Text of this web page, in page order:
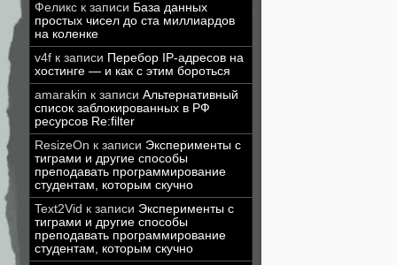
Феликс к записи База данных
простых чисел до ста миллиардов
на коленке
v4f к записи Перебор IP-адресов на
хостинге — и как с этим бороться
amarakin к записи Альтернативный
список заблокированных в РФ
ресурсов Re:filter
ResizeOn к записи Эксперименты с
тиграми и другие способы
преподавать программирование
студентам, которым скучно
Text2Vid к записи Эксперименты с
тиграми и другие способы
преподавать программирование
студентам, которым скучно